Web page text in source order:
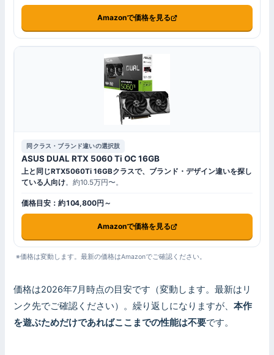
Amazonで価格を見る
同クラス・ブランド違いの選択肢
ASUS DUAL RTX 5060 Ti OC 16GB
上と同じRTX5060Ti 16GBクラスで、ブランド・デザイン違いを探し
ている人向け。約10.5万円〜。
価格目安：約104,800円～
Amazonで価格を見る
※価格は変動します。最新の価格はAmazonでご確認ください。
価格は2026年7月時点の目安です（変動します。最新はリ
ンク先でご確認ください）。繰り返しになりますが、本作
を遊ぶためだけであればここまでの性能は不要です。